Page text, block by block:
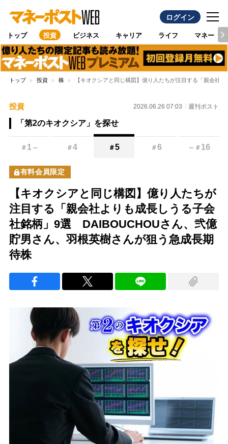
ログイン
トップ 投資 ビジネス キャリア ライフ マネー
トップ 投資 株 【キオクシアと同じ構図】億り人たちが注目する「親会
投資 2026.06.26 07:03 週刊ポスト
「第2のキオクシア」を探せ
＃ 1 ～ ＃4 ＃5 ＃6 ～ ＃ 16
有料会員限定
【キオクシアと同じ構図】億り人たちが
注目する「親会社よりも成長しうる子会
社銘柄」9選 DAIBOUCHOUさん、弐億
貯男さん、羽根英樹さんが狙う急成長期
待株